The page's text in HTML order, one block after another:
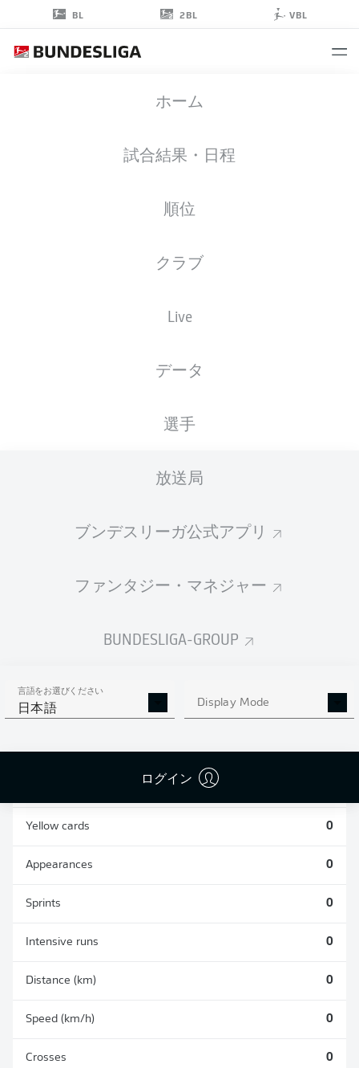
BL 2BL VBL
ホーム
試合結果・日程
順位
クラブ
Live
データ
選手
放送局
ブンデスリーガ公式アプリ
ファンタジー・マネジャー
BUNDESLIGA-GROUP
言語をお選びください
日本語 Display Mode
ログイン
25.04.2003
統計 シーズン 2025/2026
AERIAL DUELS
WON
Yellow cards 0
Appearances 0
Sprints 0
Intensive runs 0
Distance (km) 0
Speed (km/h) 0
Crosses 0